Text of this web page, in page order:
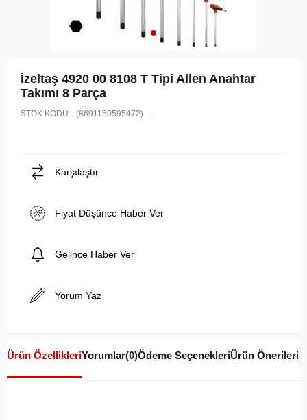
İzeltaş 4920 00 8108 T Tipi Allen Anahtar
Takımı 8 Parça
STOK KODU (8691150595472)
Karşılaştır
Fiyat Düşünce Haber Ver
Gelince Haber Ver
Yorum Yaz
Ürün ÖzellikleriYorumlar(0)Ödeme SeçenekleriÜrün Önerileri